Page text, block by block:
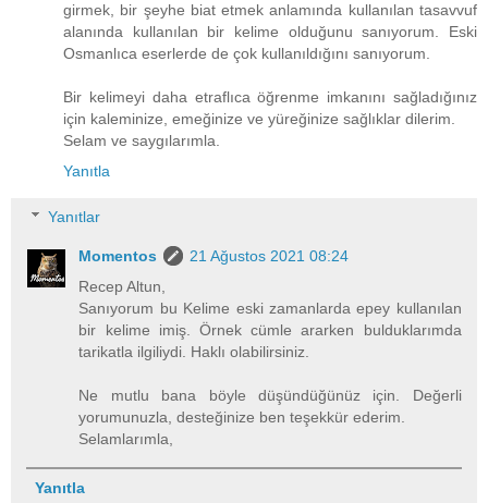
girmek, bir şeyhe biat etmek anlamında kullanılan tasavvuf
alanında kullanılan bir kelime olduğunu sanıyorum. Eski
Osmanlıca eserlerde de çok kullanıldığını sanıyorum.
Bir kelimeyi daha etraflıca öğrenme imkanını sağladığınız
için kaleminize, emeğinize ve yüreğinize sağlıklar dilerim.
Selam ve saygılarımla.
Yanıtla
Yanıtlar
Momentos
21 Ağustos 2021 08:24
Recep Altun,
Sanıyorum bu Kelime eski zamanlarda epey kullanılan
bir kelime imiş. Örnek cümle ararken bulduklarımda
tarikatla ilgiliydi. Haklı olabilirsiniz.
Ne mutlu bana böyle düşündüğünüz için. Değerli
yorumunuzla, desteğinize ben teşekkür ederim.
Selamlarımla,
Yanıtla